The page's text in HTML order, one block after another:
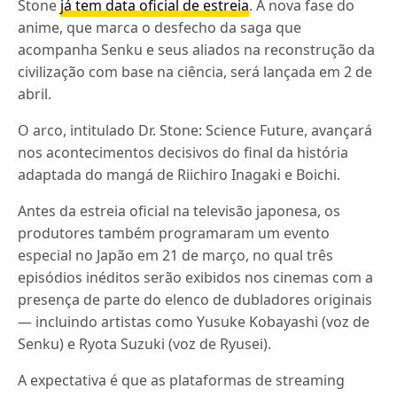
Stone já tem data oficial de estreia. A nova fase do
anime, que marca o desfecho da saga que
acompanha Senku e seus aliados na reconstrução da
civilização com base na ciência, será lançada em 2 de
abril.
O arco, intitulado Dr. Stone: Science Future, avançará
nos acontecimentos decisivos do final da história
adaptada do mangá de Riichiro Inagaki e Boichi.
Antes da estreia oficial na televisão japonesa, os
produtores também programaram um evento
especial no Japão em 21 de março, no qual três
episódios inéditos serão exibidos nos cinemas com a
presença de parte do elenco de dubladores originais
— incluindo artistas como Yusuke Kobayashi (voz de
Senku) e Ryota Suzuki (voz de Ryusei).
A expectativa é que as plataformas de streaming